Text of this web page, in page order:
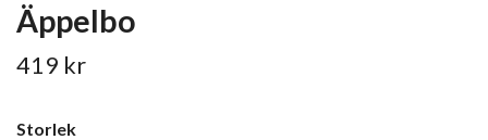
Äppelbo
419 kr
Storlek